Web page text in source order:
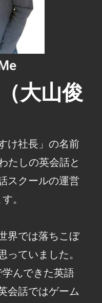
大山俊
け社長」の名前
たしの英会話と
スクールの運営
。
界では落ちこぼ
っていました。
んできた英語
会話ではゲーム